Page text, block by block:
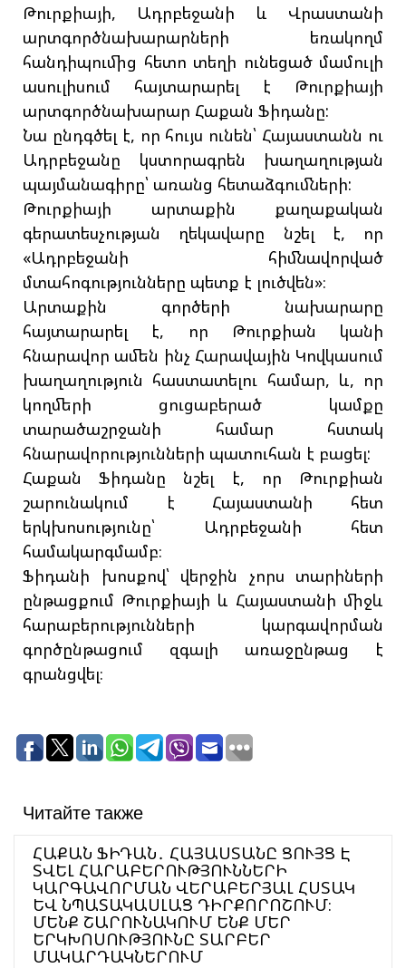
Թուրքիայի, Ադրբեջանի և Վրաստանի
արտգործնախարարների եռակողմ
հանդիպումից հետո տեղի ունեցած մամուլի
ասուլիսում հայտարարել է Թուրքիայի
արտգործնախարար Հաքան Ֆիդանը:
Նա ընդգծել է, որ հույս ունեն՝ Հայաստանն ու
Ադրբեջանը կստորագրեն խաղաղության
պայմանագիրը՝ առանց հետաձգումների:
Թուրքիայի արտաքին քաղաքական
գերատեսչության ղեկավարը նշել է, որ
«Ադրբեջանի հիմնավորված
մտահոգությունները պետք է լուծվեն»։
Արտաքին գործերի նախարարը
հայտարարել է, որ Թուրքիան կանի
հնարավոր ամեն ինչ Հարավային Կովկասում
խաղաղություն հաստատելու համար, և, որ
կողմերի ցուցաբերած կամքը
տարածաշրջանի համար հստակ
հնարավորությունների պատուհան է բացել:
Հաքան Ֆիդանը նշել է, որ Թուրքիան
շարունակում է Հայաստանի հետ
երկխոսությունը՝ Ադրբեջանի հետ
համակարգմամբ։
Ֆիդանի խոսքով՝ վերջին չորս տարիների
ընթացքում Թուրքիայի և Հայաստանի միջև
հարաբերությունների կարգավորման
գործընթացում զգալի առաջընթաց է
գրանցվել։
Читайте также
ՀԱՔԱՆ ՖԻԴԱՆ․ ՀԱՅԱՍՏԱՆԸ ՑՈՒՅՑ Է
ՏՎԵԼ ՀԱՐԱԲԵՐՈՒԹՅՈՒՆՆԵՐԻ
ԿԱՐԳԱՎՈՐՄԱՆ ՎԵՐԱԲԵՐՅԱԼ ՀՍՏԱԿ
ԵՎ ՆՊԱՏԱԿԱՍԼԱՑ ԴԻՐՔՈՐՈՇՈՒՄ։
ՄԵՆՔ ՇԱՐՈՒՆԱԿՈՒՄ ԵՆՔ ՄԵՐ
ԵՐԿԽՈՍՈՒԹՅՈՒՆԸ ՏԱՐԲԵՐ
ՄԱԿԱՐԴԱԿՆԵՐՈՒՄ